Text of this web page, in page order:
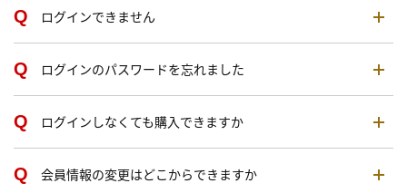
ログインできません
ログインのパスワードを忘れました
ログインしなくても購入できますか
会員情報の変更はどこからできますか